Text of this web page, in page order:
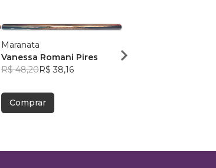
Maranata
Vanessa Romani Pires
R$ 48,20R$ 38,16
Comprar
Luiz Eduardo Coca